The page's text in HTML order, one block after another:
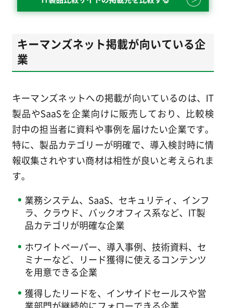
キーマンズネット掲載が向いている企
業
キーマンズネットへの掲載が向いているのは、IT
製品やSaaSを企業向けに販売しており、比較検
討中の担当者に資料や事例を届けたい企業です。
特に、製品カテゴリーが明確で、導入検討時に情
報収集されやすい商材は相性が良いと考えられま
す。
業務システム、SaaS、セキュリティ、インフ
ラ、クラウド、バックオフィス系など、IT製
品カテゴリが明確な企業
ホワイトペーパー、導入事例、技術資料、セ
ミナーなど、リード獲得に使えるコンテンツ
を用意できる企業
獲得したリードを、インサイドセールスや営